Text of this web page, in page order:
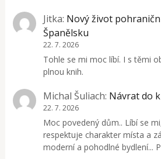
Jitka: Nový život
Španělsku
22. 7. 2026
Tohle se mi moc líbí. I s těmi
plnou knih.
Michal Šuliach: Návrat do
22. 7. 2026
Moc povedený dům.. Líbí se
respektuje charakter místa a
moderní a pohodlné bydlení...